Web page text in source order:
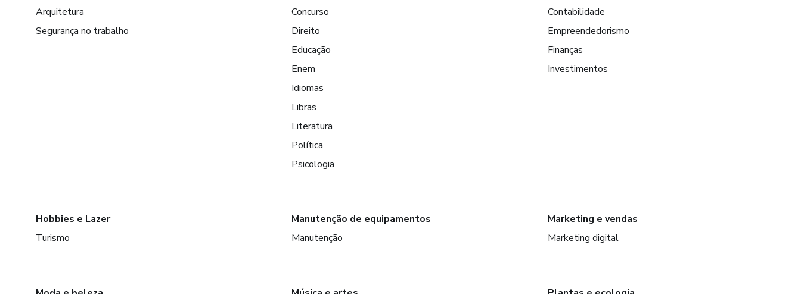
Arquitetura
Segurança no trabalho
Concurso
Direito
Educação
Enem
Idiomas
Libras
Literatura
Política
Psicologia
Contabilidade
Empreendedorismo
Finanças
Investimentos
Hobbies e Lazer
Turismo
Manutenção de equipamentos
Manutenção
Marketing e vendas
Marketing digital